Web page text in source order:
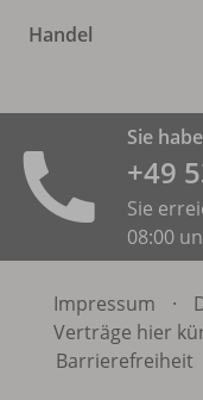
Handel
Sie
+49
Sie
08:00
Impressum ·
Verträge hier
Barrierefreiheit